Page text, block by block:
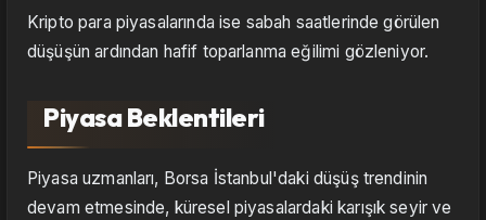
Kripto para piyasalarında ise sabah saatlerinde görülen
düşüşün ardından hafif toparlanma eğilimi gözleniyor.
Piyasa Beklentileri
Piyasa uzmanları, Borsa İstanbul'daki düşüş trendinin
devam etmesinde, küresel piyasalardaki karışık seyir ve